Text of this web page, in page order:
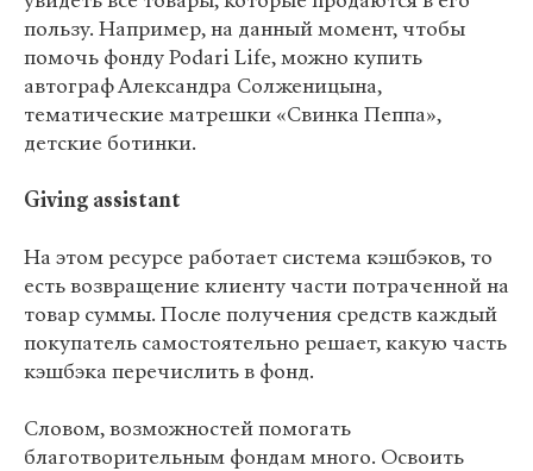
пользу. Например, на данный момент, чтобы
помочь фонду Podari Life, можно купить
автограф Александра Солженицына,
тематические матрешки «Свинка Пеппа»,
детские ботинки.
Giving assistant
На этом ресурсе работает система кэшбэков, то
есть возвращение клиенту части потраченной на
товар суммы. После получения средств каждый
покупатель самостоятельно решает, какую часть
кэшбэка перечислить в фонд.
Словом, возможностей помогать
благотворительным фондам много. Освоить